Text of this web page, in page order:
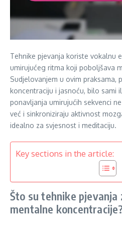
Tehnike pjevanja koriste vokalnu
umirujućeg ritma koji poboljšava
Sudjelovanjem u ovim praksama,
koncentraciju i jasnoću, bilo sami
ponavljanja umirujućih sekvenci
već i sinkroniziraju aktivnost
idealno za svjesnost i meditaciju.
Key sections in the article:
Što su tehnike pjevanja
mentalne